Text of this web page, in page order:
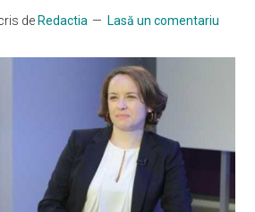
județul
de Redactia Lasă un comentariu